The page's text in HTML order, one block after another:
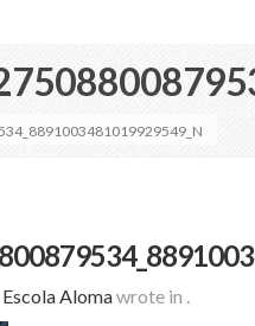
Escola Alomawrote in .